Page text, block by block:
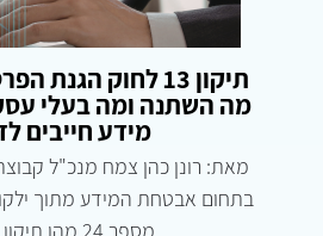
תיקון 13 לחוק
מה השתנה ומה בעלי
מידע חייבים
מאת: רונן כהן צמח מנכ"ל
בתחום אבטחת המידע מתוך